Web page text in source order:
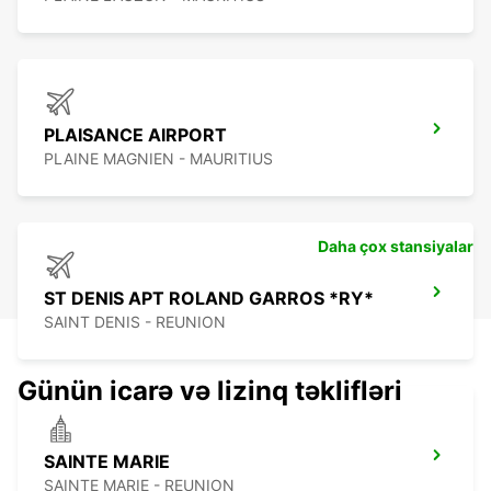
PLAISANCE AIRPORT
PLAINE MAGNIEN - MAURITIUS
ST DENIS APT ROLAND GARROS *RY*
SAINT DENIS - REUNION
SAINTE MARIE
SAINTE MARIE - REUNION
Daha çox stansiyalar
Günün icarə və lizinq təklifləri